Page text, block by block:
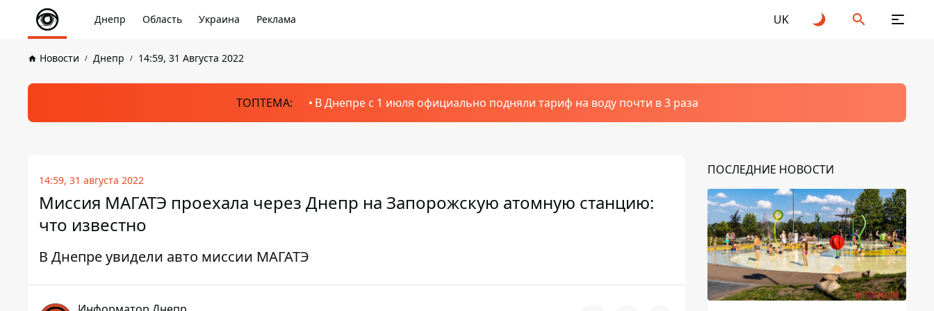
Днепр Область Украина Реклама UK
Новости Днепр 14:59, 31 Августа 2022
ТОПТЕМА: В Днепре с 1 июля официально подняли тариф на воду почти в 3 раза
14:59, 31 августа 2022
Миссия МАГАТЭ проехала через Днепр на Запорожскую атомную станцию:
что известно
В Днепре увидели авто миссии МАГАТЭ
ПОСЛЕДНИЕ НОВОСТИ